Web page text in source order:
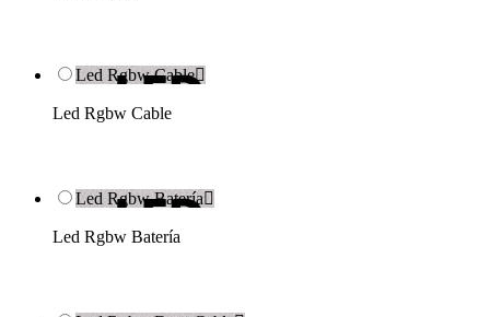
Led Rgbw Cable
Led Rgbw Cable
Led Rgbw Batería
Led Rgbw Batería